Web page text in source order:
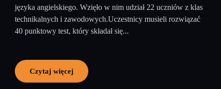
języka angielskiego. Wzięło w nim udział 22 uczniów z klas
technikalnych i zawodowych.Uczestnicy musieli rozwiązać
40 punktowy test, który składał się...
Czytaj więcej